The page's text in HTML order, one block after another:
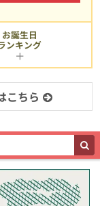
お誕生日
ンキング
こちら